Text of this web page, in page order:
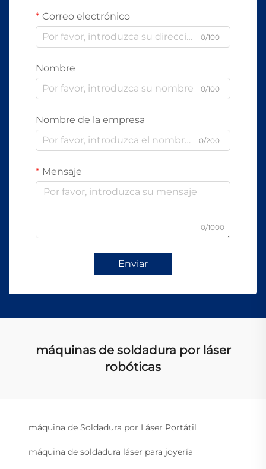
Correo electrónico
0/100
Nombre
0/100
Nombre de la empresa
0/200
Mensaje
0/1000
Enviar
máquinas de soldadura por láser
robóticas
máquina de Soldadura por Láser Portátil
máquina de soldadura láser para joyería